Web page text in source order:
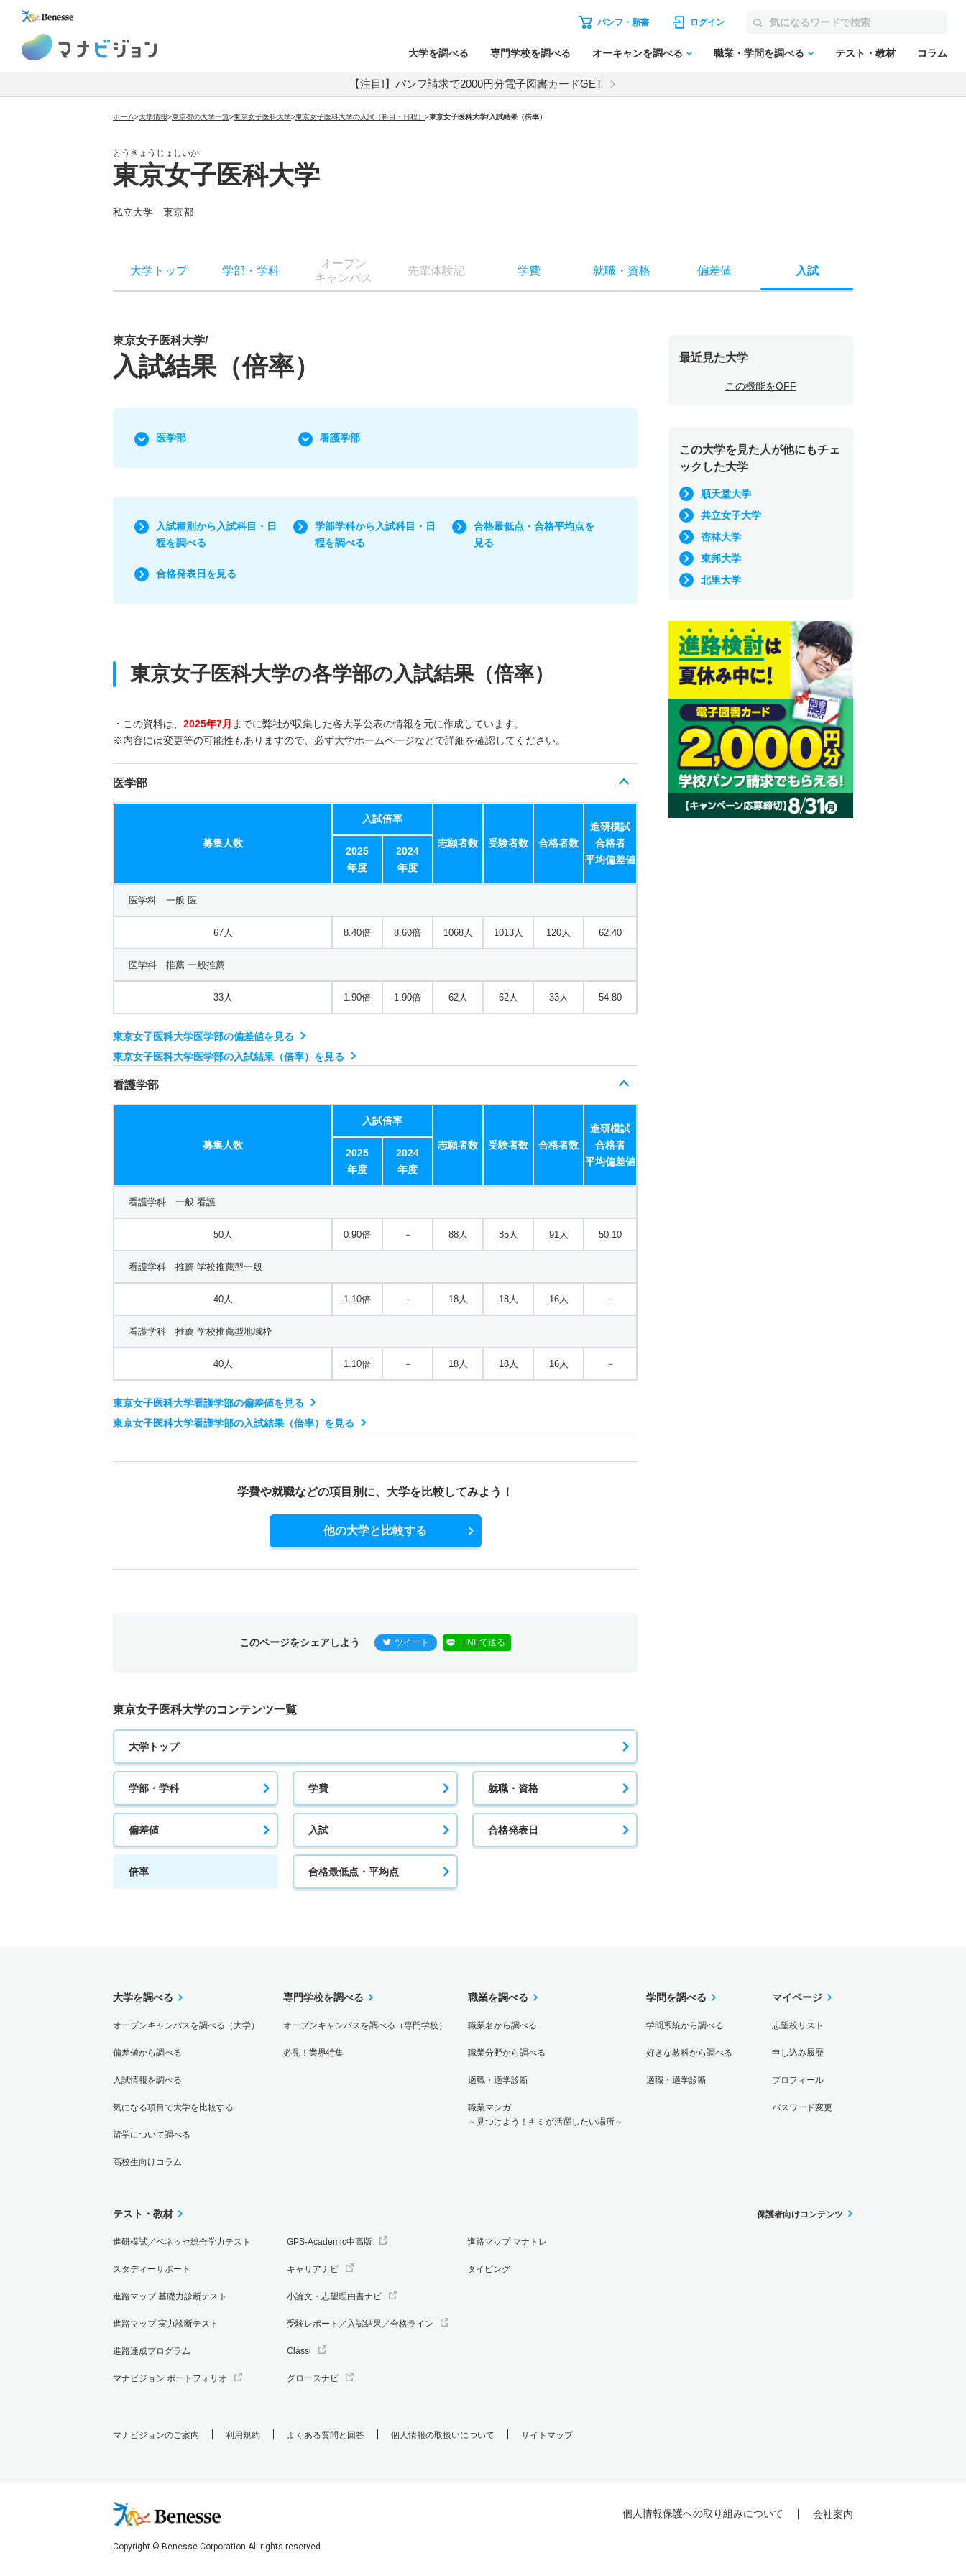
パンフ・願書 ログイン
大学を調べる 専門学校を調べる オーキャンを調べる 職業・学問を調べる テスト・教材 コラム
【注目!】パンフ請求で2000円分電子図書カードGET
ホーム>大学情報>東京都の大学一覧>東京女子医科大学>東京女子医科大学の入試（科目・日程） >東京女子医科大学/入試結果（倍率）
とうきょうじょしいか
東京女子医科大学
私立大学 東京都
大学トップ 学部 ・ 学科
オープン
キャンパス
先輩体験記 学費 就職・ 資格 偏差値 入試
東京女子医科大学/
入試結果（倍率）
医学部 看護学部
入試種別から入試科目・日
程を調べる
学部学科から入試科目・日
程を調べる
合格最低点・合格平均点を
見る
合格発表日を見る
東京女子医科大学の各学部の入試結果（倍率）
・この資料は、 2025年7月 までに弊社が収集した各大学公表の情報を元に作成しています。
※内容には変更等の可能性もありますので、必ず大学ホームページなどで詳細を確認してください。
医学部
募集人数
入試倍率
志願者数 受験者数 合格者数
進研模試
合格者
平均偏差値
2025
年度
2024
年度
医学科 一般 医
67人 8.40倍 8.60倍 1068人 1013人 120人 62.40
医学科 推薦 一般推薦
33人 1.90倍 1.90倍 62人 62人 33人 54.80
東京女子医科大学医学部の偏差値を見る
東京女子医科大学医学部の入試結果（倍率）を見る
看護学部
募集人数
入試倍率
志願者数 受験者数 合格者数
進研模試
合格者
平均偏差値
2025
年度
2024
年度
看護学科 一般 看護
50人 0.90倍 － 88人 85人 91人 50.10
看護学科 推薦 学校推薦型一般
40人 1.10倍 － 18人 18人 16人 －
看護学科 推薦 学校推薦型地域枠
40人 1.10倍 － 18人 18人 16人 －
東京女子医科大学看護学部の偏差値を見る
東京女子医科大学看護学部の入試結果（倍率）を見る
学費や就職などの項目別に、 大学を比較してみよう！
他の大学と比較する
このページをシェアしよう ツイート LINEで送る
東京女子医科大学のコンテンツ一覧
大学トップ
学部・学科 学費 就職・資格
偏差値 入試 合格発表日
倍率 合格最低点・平均点
最近見た大学
この機能をOFF
この大学を見た人が他にもチェ
ックした大学
順天堂大学
共立女子大学
杏林大学
東邦大学
北里大学
大学を調べる
オープンキャンパスを調べる（大学）
偏差値から調べる
入試情報を調べる
気になる項目で大学を比較する
留学について調べる
高校生向けコラム
専門学校を調べる
オープンキャンパスを調べる（専門学校）
必見！業界特集
職業を調べる
職業名から調べる
職業分野から調べる
適職・適学診断
職業マンガ
～見つけよう！キミが活躍したい場所～
学問を調べる
学問系統から調べる
好きな教科から調べる
適職・適学診断
マイページ
志望校リスト
申し込み履歴
プロフィール
パスワード変更
テスト・教材
進研模試／ベネッセ総合学力テスト
スタディーサポート
進路マップ 基礎力診断テスト
進路マップ 実力診断テスト
進路達成プログラム
マナビジョン ポートフォリオ
GPS-Academic中高版
キャリアナビ
小論文・志望理由書ナビ
受験レポート／入試結果／合格ライン
Classi
グロースナビ
進路マップ マナトレ
タイピング
保護者向けコンテンツ
マナビジョンのご案内 利用規約 よくある質問と回答 個人情報の取扱いについて サイトマップ
個人情報保護への取り組みについて 会社案内
Copyright © Benesse Corporation All rights reserved.